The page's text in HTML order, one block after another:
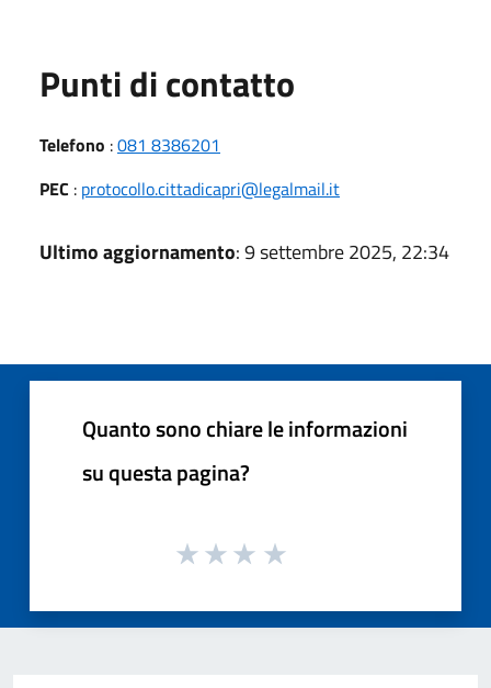
Punti di contatto
Telefono :081 8386201
PEC : protocollo.cittadicapri@legalmail.it
Ultimo aggiornamento: 9 settembre 2025, 22:34
Quanto sono chiare le informazioni
su questa pagina?